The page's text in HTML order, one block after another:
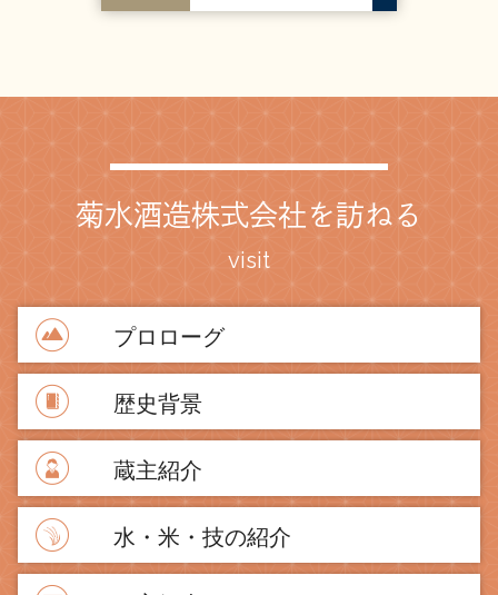
菊水酒造株式会社を訪ねる
visit
プロローグ
歴史背景
蔵主紹介
水・米・技の紹介